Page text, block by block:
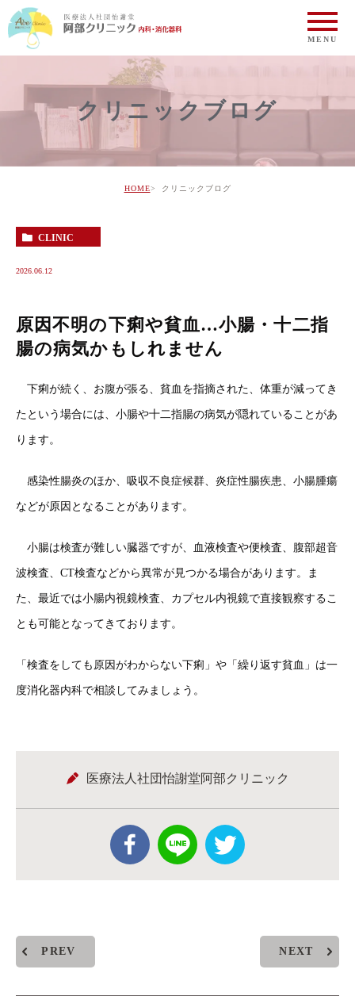
クリニックブログ
HOME クリニックブログ
CLINIC
2026.06.12
原因不明の下痢や貧血…小腸・十二指
腸の病気かもしれません
下痢が続く、お腹が張る、貧血を指摘された、体重が減ってき
たという場合には、小腸や十二指腸の病気が隠れていることがあ
ります。
感染性腸炎のほか、吸収不良症候群、炎症性腸疾患、小腸腫瘍
などが原因となることがあります。
小腸は検査が難しい臓器ですが、血液検査や便検査、腹部超音
波検査、CT検査などから異常が見つかる場合があります。ま
た、最近では小腸内視鏡検査、カプセル内視鏡で直接観察するこ
とも可能となってきております。
「検査をしても原因がわからない下痢」や「繰り返す貧血」は一
度消化器内科で相談してみましょう。
医療法人社団怡謝堂阿部クリニック
PREV NEXT